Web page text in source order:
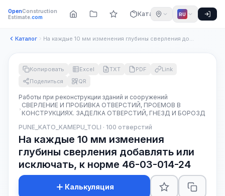
OpenConstruction
Estimate.com Каталог RU
Каталог На каждые 10 мм изменения глубины сверления добавлять или ис...
Копировать Excel TXT PDF
Link
Поделиться
QR
Работы при реконструкции зданий и сооружений
СВЕРЛЕНИЕ И ПРОБИВКА ОТВЕРСТИЙ, ПРОЕМОВ В
КОНСТРУКЦИЯХ. ЗАДЕЛКА ОТВЕРСТИЙ, ГНЕЗД И БОРОЗД
PUNE_KATO_KAMEPU_TOLI · 100 отверстий
На каждые 10 мм изменения
глубины сверления добавлять или
исключать, к норме 46-03-014-24
Калькуляция